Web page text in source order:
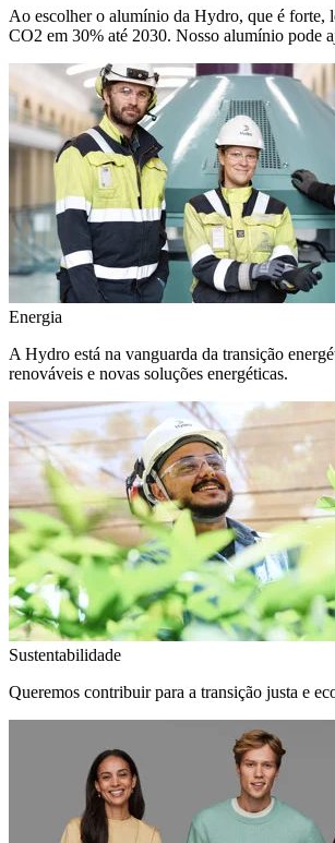
Ao escolher o alumínio da Hydro, que é forte,
CO2 em 30% até 2030. Nosso alumínio pode
Energia
A Hydro está na vanguarda da transição
renováveis e novas soluções energéticas.
Sustentabilidade
Queremos contribuir para a transição justa e